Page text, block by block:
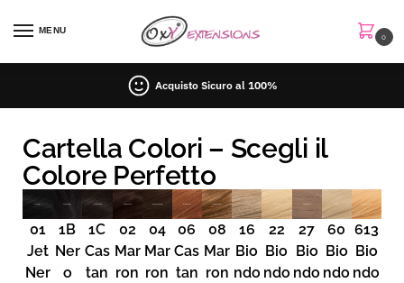
MENU
0
Acquisto Sicuro al 100%
Cartella Colori – Scegli il
Colore Perfetto
01
Jet
Ner
1B
Ner
o
1C
Cas
tan
02
Mar
ron
04
Mar
ron
06
Cas
tan
08
Mar
ron
16
Bio
ndo
22
Bio
ndo
27
Bio
ndo
60
Bio
ndo
613
Bio
ndo